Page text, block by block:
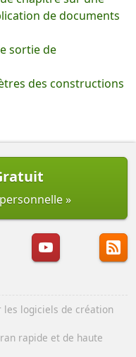
de documents
sortie de
des constructions
les logiciels de création
rapide et de haute